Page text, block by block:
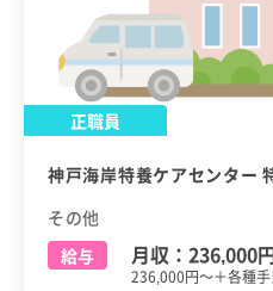
正職員
神戸海岸特養ケアセンター
その他
給与
月収： 236,000
236,000円～＋各種手